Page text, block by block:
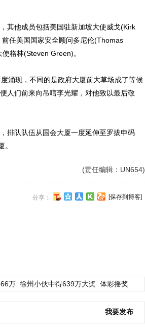
他成员包括美国驻新加坡大使威戈(Kirk
任美国国家安全顾问多尼伦(Thomas
格林(Steven Green)。
现，不同的是政府大厦前大草场成了等候
人们前来向吊唁李光耀，对他致以最后敬
队队伍从国会大厦一度延伸至罗拔申码
(责任编辑：UN654)
分享： [保存到博客]
万 徐州小伙中得639万大奖 体彩摇奖
我要发布